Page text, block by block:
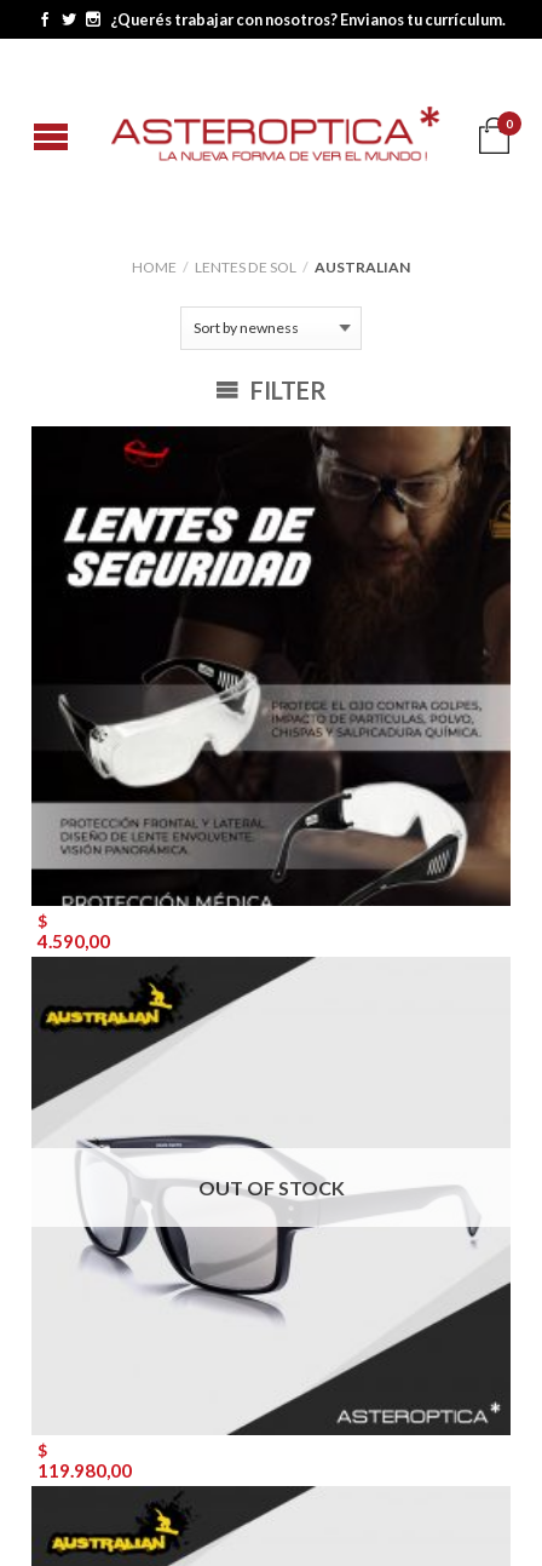
¿Querés trabajar con nosotros? Envianos tu currículum.
0
HOME / LENTES DE SOL / AUSTRALIAN
FILTER
$
4.590,00
OUT OF STOCK
$
119.980,00